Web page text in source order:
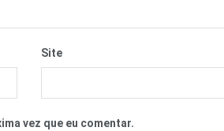
Site
vez que eu comentar.